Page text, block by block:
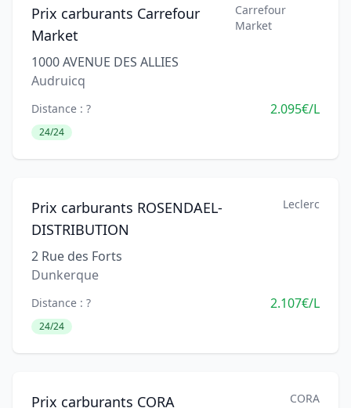
Prix carburants Carrefour
Market
Carrefour
Market
1000 AVENUE DES ALLIES
Audruicq
Distance : ? 2.095€/L
24/24
Prix carburants ROSENDAEL-
DISTRIBUTION
Leclerc
2 Rue des Forts
Dunkerque
Distance : ? 2.107€/L
24/24
Prix carburants CORA CORA